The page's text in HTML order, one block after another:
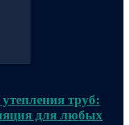
труб:
для любых